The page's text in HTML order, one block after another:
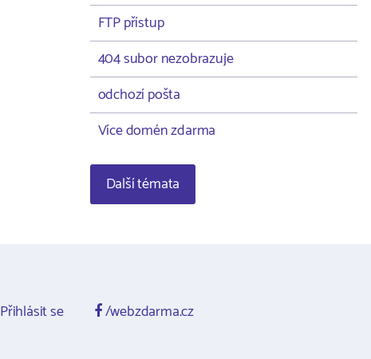
FTP přístup
404 subor nezobrazuje
odchozí pošta
Více domén zdarma
Další témata
Přihlásit se /webzdarma.cz